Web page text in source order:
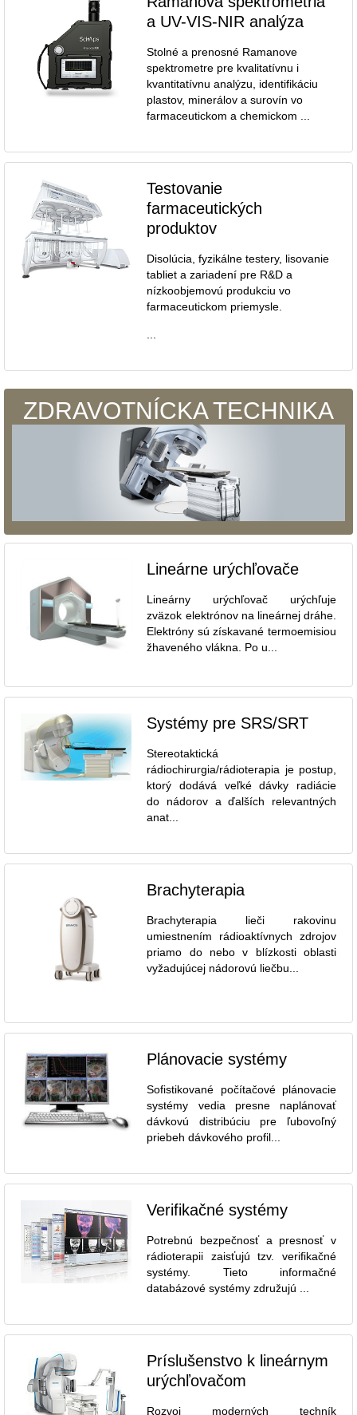
a UV-VIS-NIR analýza
Stolné a prenosné Ramanove
spektrometre pre kvalitatívnu i
kvantitatívnu analýzu, identifikáciu
plastov, minerálov a surovín vo
farmaceutickom a chemickom ...
Testovanie
farmaceutických
produktov
Disolúcia, fyzikálne testery, lisovanie
tabliet a zariadení pre R&D a
nízkoobjemovú produkciu vo
farmaceutickom priemysle.
...
ZDRAVOTNÍCKA TECHNIKA
Lineárne urýchľovače
Lineárny urýchľovač urýchľuje
zväzok elektrónov na lineárnej dráhe.
Elektróny sú získavané termoemisiou
žhaveného vlákna. Po u...
Systémy pre SRS/SRT
Stereotaktická
rádiochirurgia/rádioterapia je postup,
ktorý dodává veľké dávky radiácie
do nádorov a ďalších relevantných
anat...
Brachyterapia
Brachyterapia lieči rakovinu
umiestnením rádioaktívnych zdrojov
priamo do nebo v blízkosti oblasti
vyžadujúcej nádorovú liečbu...
Plánovacie systémy
Sofistikované počítačové plánovacie
systémy vedia presne naplánovať
dávkovú distribúciu pre ľubovoľný
priebeh dávkového profil...
Verifikačné systémy
Potrebnú bezpečnosť a presnosť v
rádioterapii zaisťujú tzv. verifikačné
systémy. Tieto informačné
databázové systémy združujú ...
Príslušenstvo k lineárnym
urýchľovačom
Rozvoj moderných techník